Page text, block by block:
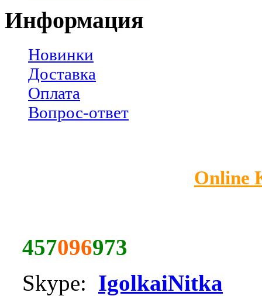
Информация
Новинки
Доставка
Оплата
Вопрос-ответ
Online
457096973
Skype: IgolkaiNitka